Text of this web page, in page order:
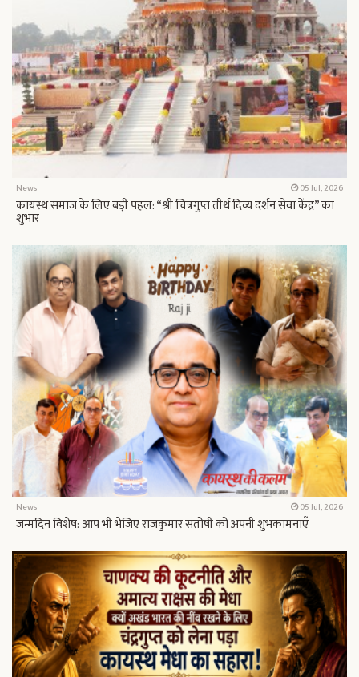
News 05 Jul, 2026
कायस्थ समाज के लिए बड़ी पहल: “श्री चित्रगुप्त तीर्थ दिव्य दर्शन सेवा केंद्र” का
शुभार
News 05 Jul, 2026
जन्मदिन विशेष: आप भी भेजिए राजकुमार संतोषी को अपनी शुभकामनाएँ